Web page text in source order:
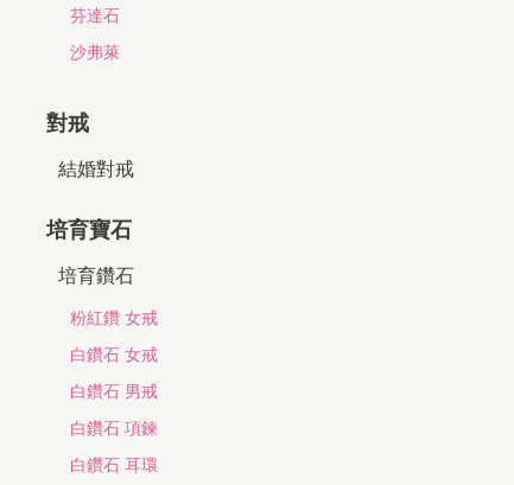
芬達石
沙弗萊
對戒
結婚對戒
培育寶石
培育鑽石
粉紅鑽 女戒
白鑽石 女戒
白鑽石 男戒
白鑽石 項鍊
白鑽石 耳環